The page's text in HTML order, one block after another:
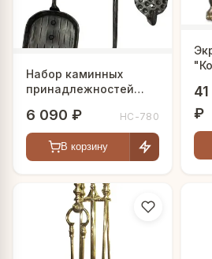
Набор каминных
принадлежностей
6 090 ₽ HC-780
В корзину
₽